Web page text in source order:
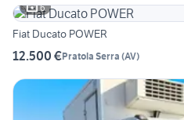
6
Fiat Ducato POWER
12.500 €Pratola Serra (AV)